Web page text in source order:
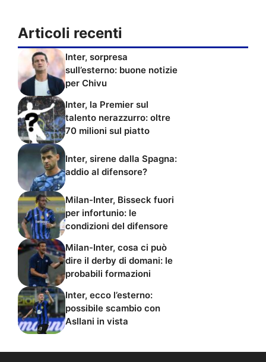
Articoli recenti
Inter, sorpresa
sull’esterno: buone notizie
per Chivu
Inter, la Premier sul
talento nerazzurro: oltre
70 milioni sul piatto
Inter, sirene dalla Spagna:
addio al difensore?
Milan-Inter, Bisseck fuori
per infortunio: le
condizioni del difensore
Milan-Inter, cosa ci può
dire il derby di domani: le
probabili formazioni
Inter, ecco l’esterno:
possibile scambio con
Asllani in vista